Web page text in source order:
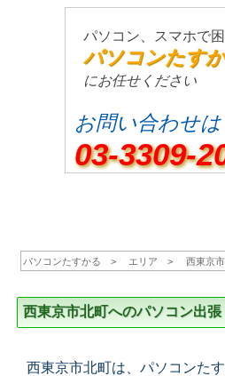
パソコン、スマホで
パソコンたす
にお任せください
お問い合わせは
03-3309-
パソコンたすかる エリア 西東京市
西東京市北町へのパソコン出張
西東京市北町は、パソコンた